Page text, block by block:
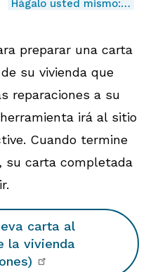
Hágalo usted mismo:…
preparar una carta
su vivienda que
reparaciones a su
irá al sitio
Cuando termine
su carta completada
carta al
la vivienda